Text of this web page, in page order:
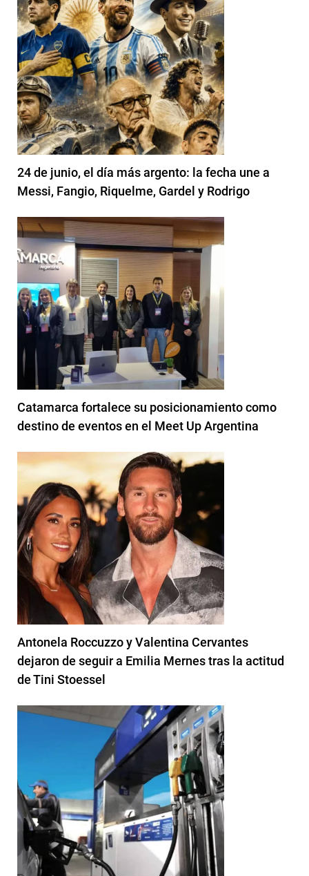
24 de junio, el día más argento: la fecha une a
Messi, Fangio, Riquelme, Gardel y Rodrigo
Catamarca fortalece su posicionamiento como
destino de eventos en el Meet Up Argentina
Antonela Roccuzzo y Valentina Cervantes
dejaron de seguir a Emilia Mernes tras la actitud
de Tini Stoessel